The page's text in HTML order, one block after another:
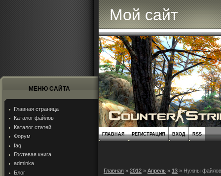
МЕНЮ САЙТА
Главная страница
Каталог файлов
Каталог статей
Форум
faq
Гостевая книга
adminka
Блог
Мой сайт
ГЛАВНАЯ РЕГИСТРАЦИЯ ВХОД RSS
Главная » 2012 » Апрель » 13 » Нужны